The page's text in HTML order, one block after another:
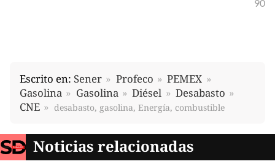
90
Escrito en: Sener Profeco
PEMEX
Gasolina
Gasolina Diésel
Desabasto
CNE
desabasto, gasolina, Energía, combustible
Noticias relacionadas